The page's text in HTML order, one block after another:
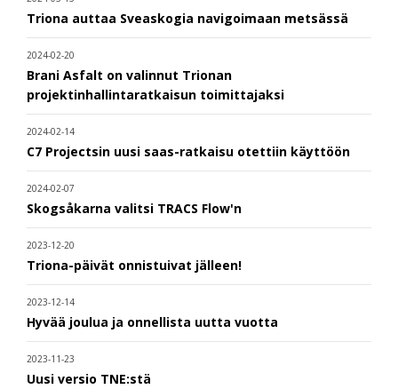
Triona auttaa Sveaskogia navigoimaan metsässä
2024-02-20
Brani Asfalt on valinnut Trionan
projektinhallintaratkaisun toimittajaksi
2024-02-14
C7 Projectsin uusi saas-ratkaisu otettiin käyttöön
2024-02-07
Skogsåkarna valitsi TRACS Flow'n
2023-12-20
Triona-päivät onnistuivat jälleen!
2023-12-14
Hyvää joulua ja onnellista uutta vuotta
2023-11-23
Uusi versio TNE:stä